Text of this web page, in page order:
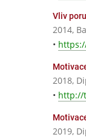
Vliv
2014,
•
2018,
• http://
2019,